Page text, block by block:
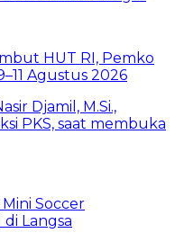
HUT RI, Pemko
Agustus 2026
Soccer
Langsa